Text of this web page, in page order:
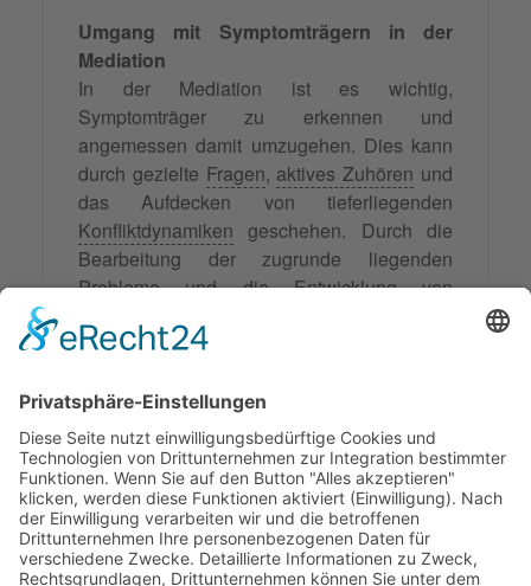
Umgang mit Symptomträgern in der
Mediation
In der Mediation ist es wichtig,
Symptomträger zu erkennen und
angemessen damit umzugehen. Dies kann
durch gezielte Fragen, aktives Zuhören und
das Aufdecken von tieferliegenden
Konfliktdynamiken geschehen. Durch die
Bearbeitung der zugrunde liegenden
Probleme und die Entwicklung von
des Symptomträgers gelindert oder sogar
die Mediation dazu beitragen, dass die
Partei ihre Konfliktfähigkeiten verbessert
und somit zukünftige Konflikte besser
bewältigen kann.